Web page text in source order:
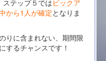
ステップ５ではピックア
から1人が確定となりま
りに含まれない、期間限
するチャンスです！